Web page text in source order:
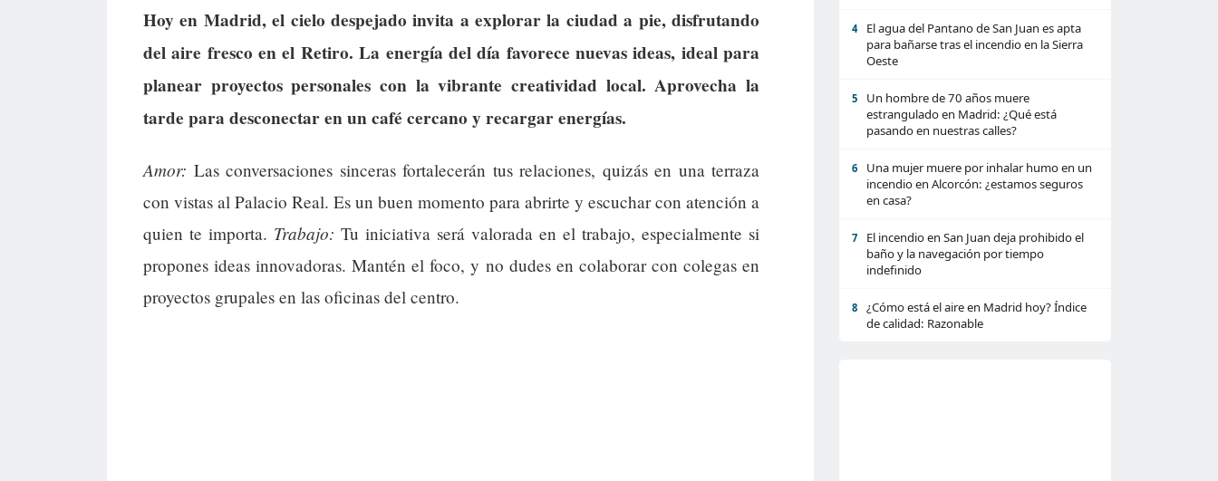
Hoy en Madrid, el cielo despejado invita a explorar la ciudad a pie, disfrutando
del aire fresco en el Retiro. La energía del día favorece nuevas ideas, ideal para
planear proyectos personales con la vibrante creatividad local. Aprovecha la
tarde para desconectar en un café cercano y recargar energías.
Amor: Las conversaciones sinceras fortalecerán tus relaciones, quizás en una terraza
con vistas al Palacio Real. Es un buen momento para abrirte y escuchar con atención a
quien te importa. Trabajo: Tu iniciativa será valorada en el trabajo, especialmente si
propones ideas innovadoras. Mantén el foco, y no dudes en colaborar con colegas en
proyectos grupales en las oficinas del centro.
4
El agua del Pantano de San Juan es apta
para bañarse tras el incendio en la Sierra
Oeste
5
Un hombre de 70 años muere
estrangulado en Madrid: ¿Qué está
pasando en nuestras calles?
6
Una mujer muere por inhalar humo en un
incendio en Alcorcón: ¿estamos seguros
en casa?
7
El incendio en San Juan deja prohibido el
baño y la navegación por tiempo
indefinido
8
¿Cómo está el aire en Madrid hoy? Índice
de calidad: Razonable